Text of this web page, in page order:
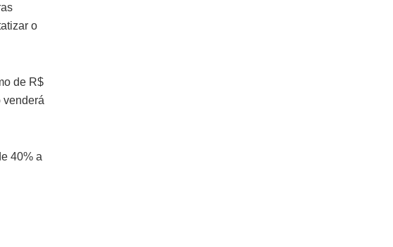
o
de R$
venderá
40% a